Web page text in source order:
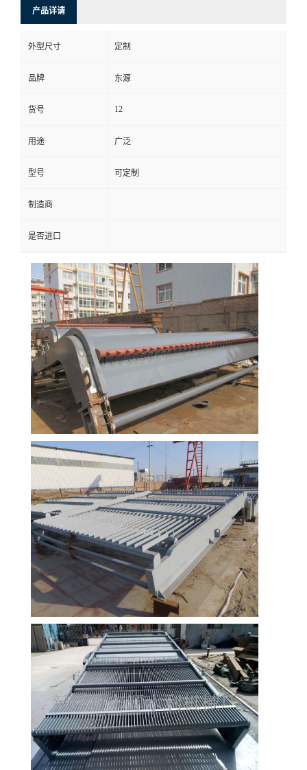
产品详请
外型尺寸 定制
品牌 东源
货号 12
用途 广泛
型号 可定制
制造商
是否进口